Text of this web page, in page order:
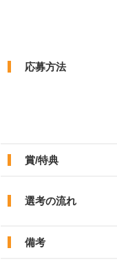
応募方法
賞/特典
選考の流れ
備考